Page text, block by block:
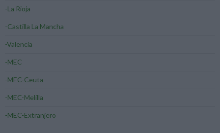
-La Rioja
-Castilla La Mancha
-Valencia
-MEC
-MEC-Ceuta
-MEC-Melilla
-MEC-Extranjero